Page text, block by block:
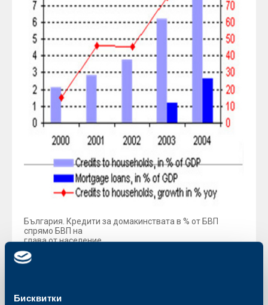
Бисквитки
България. Кредити за домакинствата в % от БВП
спрямо БВП на
глава от население